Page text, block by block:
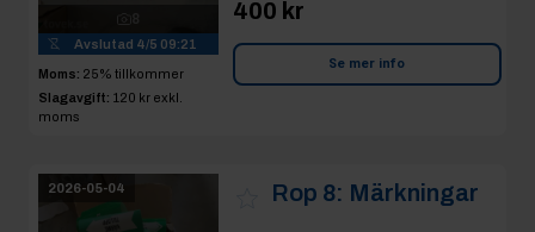
Avslutad 4/5 09:21
Moms: 25% tillkommer
Slagavgift: 120 kr exkl.
moms
400 kr
Se mer info
2026-05-04 Rop 8: Märkningar